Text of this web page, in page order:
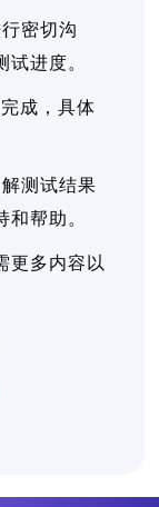
密切沟
进度。
成，具体
测试结果
帮助。
更多内容以